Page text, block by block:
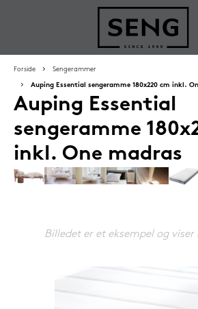
Lixra moskusdundyne 140x200 cm sval
Forside Sengerammer
Auping Essential sengeramme 180x220 cm inkl.
Auping Essential
sengeramme
inkl. One madras
Billedet er et eksempel og viser